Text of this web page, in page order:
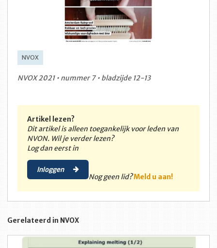
NVOX
NVOX 2021 • nummer 7 • bladzijde 12-13
Artikel lezen?
Dit artikel is alleen toegankelijk voor leden van
NVON. Wil je verder lezen?
Log dan eerst in
Inloggen
Nog geen lid?Meld u aan!
Gerelateerd in NVOX